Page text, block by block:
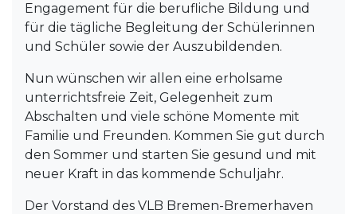
Engagement für die berufliche Bildung und
für die tägliche Begleitung der Schülerinnen
und Schüler sowie der Auszubildenden.
Nun wünschen wir allen eine erholsame
unterrichtsfreie Zeit, Gelegenheit zum
Abschalten und viele schöne Momente mit
Familie und Freunden. Kommen Sie gut durch
den Sommer und starten Sie gesund und mit
neuer Kraft in das kommende Schuljahr.
Der Vorstand des VLB Bremen-Bremerhaven